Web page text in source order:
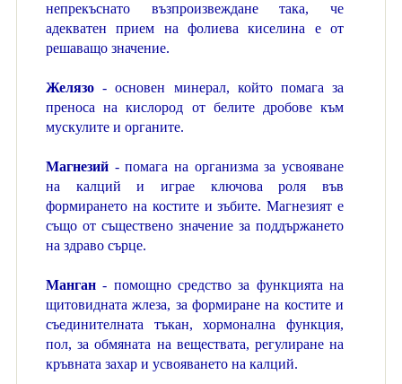
непрекъснато възпроизвеждане така, че
адекватен прием на фолиева киселина е от
решаващо значение.
Желязо- основен минерал, който помага за
преноса на кислород от белите дробове към
мускулите и органите.
Магнезий- помага на организма за усвояване
на калций и играе ключова роля във
формирането на костите и зъбите. Магнезият е
също от съществено значение за поддържането
на здраво сърце.
Манган- помощно средство за функцията на
щитовидната жлеза, за формиране на костите и
съединителната тъкан, хормонална функция,
пол, за обмяната на веществата, регулиране на
кръвната захар и усвояването на калций.